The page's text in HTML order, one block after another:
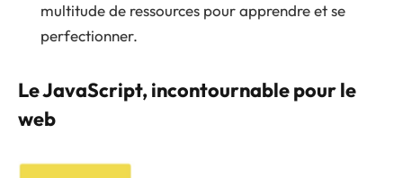
multitude de ressources pour apprendre et se
perfectionner.
Le JavaScript, incontournable pour le
web